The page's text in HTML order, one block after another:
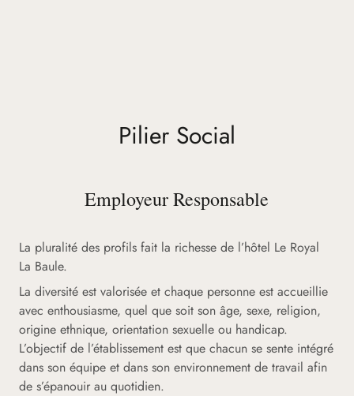
Pilier Social
Employeur Responsable
La pluralité des profils fait la richesse de l’hôtel Le Royal
La Baule.
La diversité est valorisée et chaque personne est accueillie
avec enthousiasme, quel que soit son âge, sexe, religion,
origine ethnique, orientation sexuelle ou handicap.
L’objectif de l’établissement est que chacun se sente intégré
dans son équipe et dans son environnement de travail afin
de s’épanouir au quotidien.